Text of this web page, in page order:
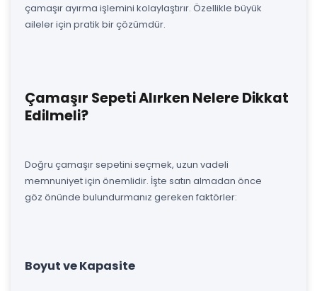
çamaşır ayırma işlemini kolaylaştırır. Özellikle büyük
aileler için pratik bir çözümdür.
Çamaşır Sepeti Alırken Nelere Dikkat
Edilmeli?
Doğru çamaşır sepetini seçmek, uzun vadeli
memnuniyet için önemlidir. İşte satın almadan önce
göz önünde bulundurmanız gereken faktörler:
Boyut ve Kapasite